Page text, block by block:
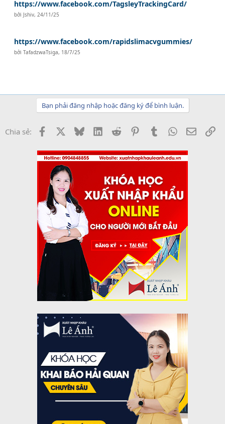
https://www.facebook.com/TagsleyTrackingCard/
bởi Jshiv, 24/11/25
https://www.facebook.com/rapidslimacvgummies/
bởiTafadzwaTsiga, 18/7/25
Bạn phải đăng nhập hoặc đăng ký để bình luận.
Chia sẻ: Facebook BlueskyLinkedInReddit PinterestTumblrWhatsApp
Email